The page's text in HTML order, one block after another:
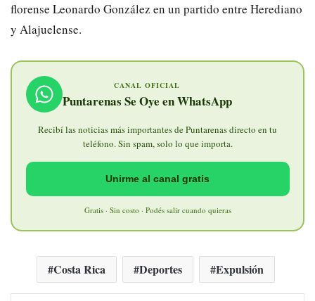
florense Leonardo González en un partido entre Herediano
y Alajuelense.
CANAL OFICIAL
Puntarenas Se Oye en WhatsApp
Recibí las noticias más importantes de Puntarenas directo en tu
teléfono. Sin spam, solo lo que importa.
Unirme al canal gratis
Gratis · Sin costo · Podés salir cuando quieras
Costa Rica Deportes Expulsión